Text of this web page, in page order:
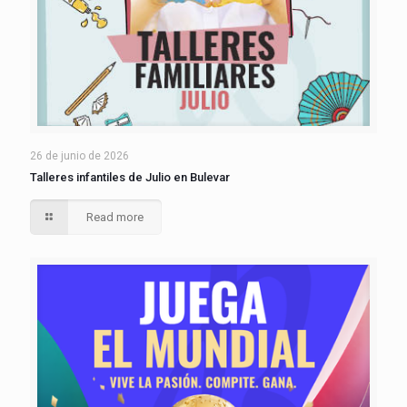
26 de junio de 2026
Talleres infantiles de Julio en Bulevar
Read more